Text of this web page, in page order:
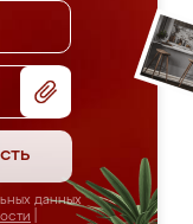
данных